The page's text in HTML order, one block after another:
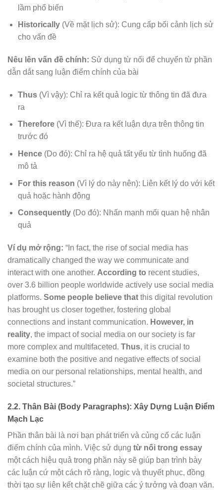
lầm phổ biến
Historically(Về mặt lịch sử): Cung cấp bối cảnh lịch sử
cho vấn đề
Nêu lên vấn đề chính: Sử dụng từ nối để chuyển từ phần
dẫn dắt sang luận điểm chính của bài
Thus(Vì vậy): Chỉ ra kết quả logic từ thông tin đã đưa
ra
Therefore(Vì thế): Đưa ra kết luận dựa trên thông tin
trước đó
Hence(Do đó): Chỉ ra hệ quả tất yếu từ tình huống đã
mô tả
For this reason (Vì lý do này nên): Liên kết lý do với kết
quả hoặc hành động
Consequently(Do đó): Nhấn mạnh mối quan hệ nhân
quả
Ví dụ mở rộng: “In fact, the rise of social media has
dramatically changed the way we communicate and
interact with one another. According to recent studies,
over 3.6 billion people worldwide actively use social media
platforms. Some people believe that this digital revolution
has brought us closer together, fostering global
connections and instant communication. However, in
reality, the impact of social media on our society is far
more complex and multifaceted. Thus, it is crucial to
examine both the positive and negative effects of social
media on our personal relationships, mental health, and
societal structures.”
2.2. Thân Bài (Body Paragraphs): Xây Dựng Luận Điểm
Mạch Lạc
Phần thân bài là nơi bạn phát triển và củng cố các luận
điểm chính của mình. Việc sử dụng từ nối trong essay
một cách hiệu quả trong phần này sẽ giúp bạn trình bày
các luận cứ một cách rõ ràng, logic và thuyết phục, đồng
thời tạo sự liên kết chặt chẽ giữa các ý tưởng và đoạn văn.